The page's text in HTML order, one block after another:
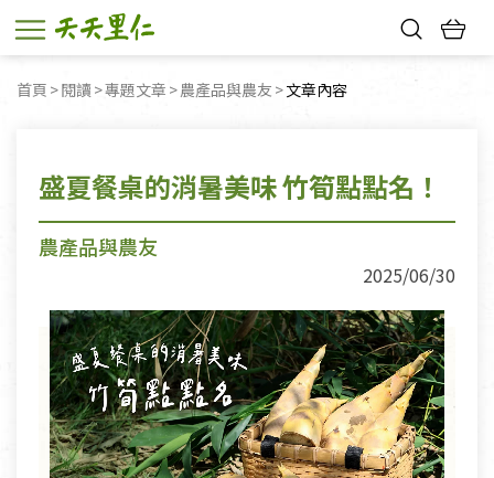
首頁 閱讀 專題文章 農產品與農友 目前頁面：
文章內容
盛夏餐桌的消暑美味 竹筍點點名！
農產品與農友
2025/06/30